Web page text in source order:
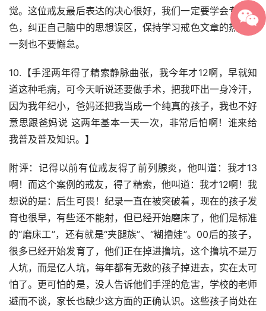
觉。这位戒友最后表达的决心很好，我们一定要学会专业戒
色，纠正自己脑中的思想误区，保持学习戒色文章的热情，
一刻也不要懈怠。
10.【手淫两年得了精索静脉曲张，我今年才12啊，早就知
道这种毛病，可今天听说还要做手术，把我吓出一身冷汗，
因为我年纪小，爸妈还把我当成一个纯真的孩子，我也不好
意思跟爸妈说 这两年基本一天一次，非常后怕啊！谁来给
我普及普及知识。】
附评：记得以前有位戒友得了前列腺炎，他叫道：我才13
啊！而这个案例的戒友，得了精索，他叫道：我才12啊！我
想说的是：后生可畏！纪录一直在被突破着，现在的孩子发
育也很早，有些还不能射，但已经开始磨床了，他们是标准
的“磨床工”，还有就是“夹腿族”、“糊撸娃”。00后的孩子，
很多已经开始发育了，他们正在掉进撸坑，这个撸坑不是万
人坑，而是亿人坑，每年都有无数的孩子掉进去，实在太可
怕了。更可怕的是，没人告诉他们手淫的危害，学校的老师
避而不谈，家长也缺少这方面的正确认识。这些孩子尚处在